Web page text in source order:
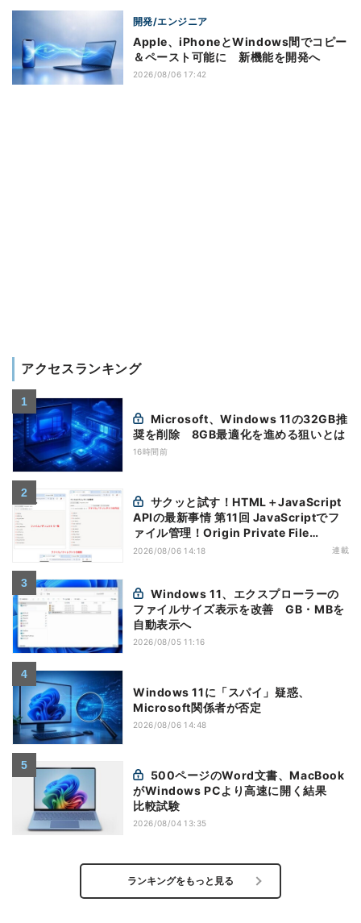
開発/エンジニア
Apple、iPhoneとWindows間でコピー
＆ペースト可能に 新機能を開発へ
2026/08/06 17:42
アクセスランキング
奨を削除 8GB最適化を進める狙いとは
16時間前
APIの最新事情 第11回 JavaScriptでフ
ァイル管理！Origin Private File
Systemを活用する
2026/08/06 14:18 連載
ファイルサイズ表示を改善 GB・MBを
自動表示へ
2026/08/05 11:16
Windows 11に「スパイ」疑惑、
Microsoft関係者が否定
2026/08/06 14:48
がWindows PCより高速に開く結果
比較試験
2026/08/04 13:35
ランキングをもっと見る